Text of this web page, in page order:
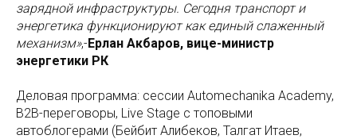
зарядной инфраструктуры. Сегодня транспорт и
энергетика функционируют как единый слаженный
механизм»,-Ерлан Акбаров, вице-министр
энергетики РК
Деловая программа: сессии Automechanika Academy,
B2B-переговоры, Live Stage с топовыми
автоблогерами (Бейбит Алибеков, Талгат Итаев,